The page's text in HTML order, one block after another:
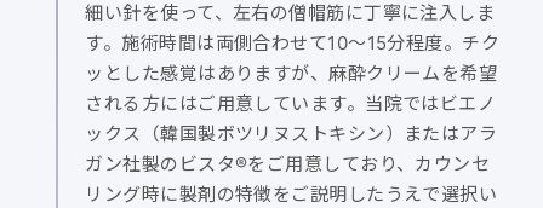
細い針を使って、左右の僧帽筋に丁寧に注入しま
す。施術時間は両側合わせて10〜15分程度。チク
ッとした感覚はありますが、麻酔クリームを希望
される方にはご用意しています。当院ではビエノ
ックス（韓国製ボツリヌストキシン）またはアラ
ガン社製のビスタ®をご用意しており、カウンセ
リング時に製剤の特徴をご説明したうえで選択い